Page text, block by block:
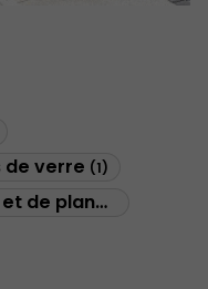
de verre (1)
Rénovation d'escalier et de planchers